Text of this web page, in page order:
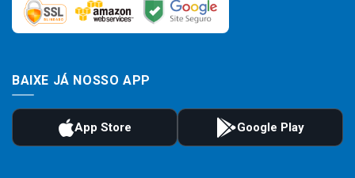
BAIXE JÁ NOSSO APP